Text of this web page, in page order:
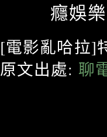
癮娛
[電影亂哈拉]
原文出處: 聊